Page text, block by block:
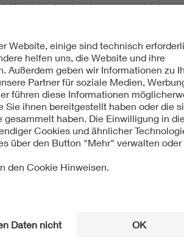
Kunden, die wir sehr genau verstehen.
wissen, wie man in Nischen arbeitet
Transportrouten mit klaren
teurer sind. Jetzt ist das Lkw-
nachhaltig wird?
und keine Fashion
mich der Betrieb? Was kostet
über 16 Tonnen sind drei- bis
elektrischen Laster von so
Denn wenn so ein Laster